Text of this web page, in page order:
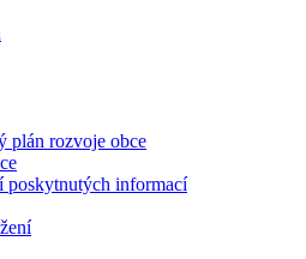
plán rozvoje obce
poskytnutých informací